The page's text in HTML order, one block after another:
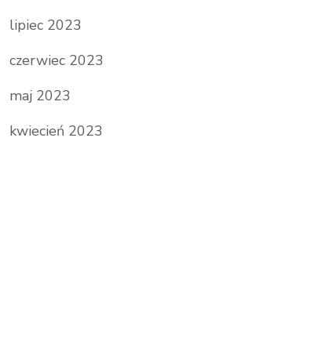
lipiec 2023
czerwiec 2023
maj 2023
kwiecień 2023